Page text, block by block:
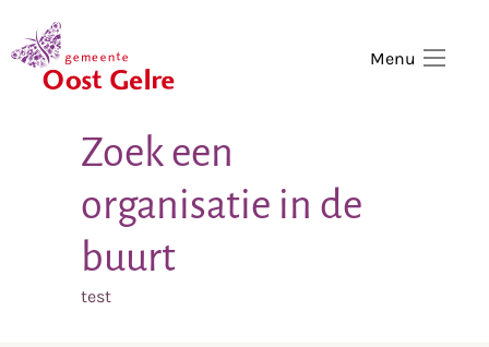
Menu
Zoek een
organisatie in de
buurt
test